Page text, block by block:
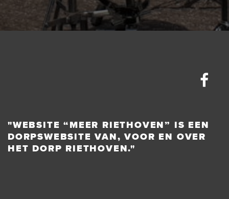
"WEBSITE “MEER RIETHOVEN” IS EEN
DORPSWEBSITE VAN, VOOR EN OVER
HET DORP RIETHOVEN."